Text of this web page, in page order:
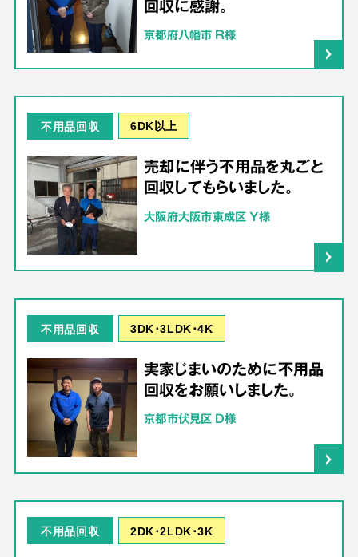
回収に感謝。
京都府八幡市 R様
不用品回収 6DK以上
売却に伴う不用品を丸ごと
回収してもらいました。
大阪府大阪市東成区 Y様
不用品回収 3DK･3LDK･4K
実家じまいのために不用品
回収をお願いしました。
京都市伏見区 D様
不用品回収 2DK･2LDK･3K